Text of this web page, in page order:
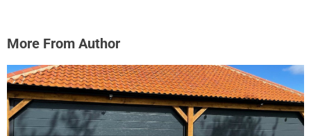
More From Author